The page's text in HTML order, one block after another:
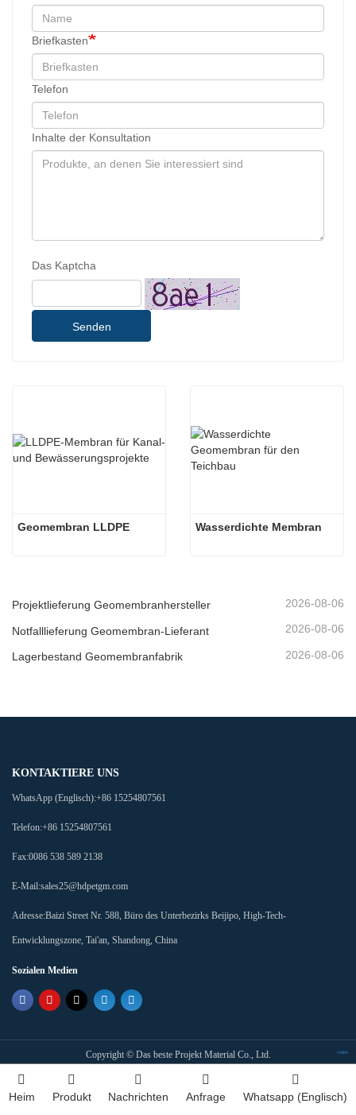
Briefkasten
Telefon
Inhalte der Konsultation
Das Kaptcha
Senden
Geomembran LLDPE Wasserdichte Membran
Projektlieferung Geomembranhersteller 2026-08-06
Notfalllieferung Geomembran-Lieferant 2026-08-06
Lagerbestand Geomembranfabrik 2026-08-06
KONTAKTIERE UNS
WhatsApp (Englisch):+86 15254807561
Telefon:+86 15254807561
Fax:0086 538 589 2138
E-Mail:sales25@hdpetgm.com
Adresse:Baizi Street Nr. 588, Büro des Unterbezirks Beijipo, High-Tech-
Entwicklungszone, Tai'an, Shandong, China
Sozialen Medien
Copyright © Das beste Projekt Material Co., Ltd. Index
Heim Produkt Nachrichten Anfrage Whatsapp (Englisch)